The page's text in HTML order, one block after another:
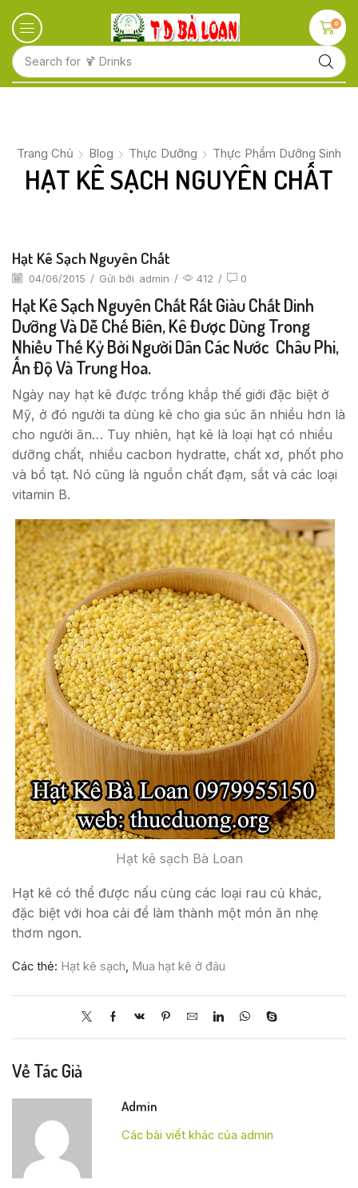
Search for 🍋 Fruits
0
Trang Chủ Blog Thực Dưỡng Thực Phẩm Dưỡng Sinh
HẠT KÊ SẠCH NGUYÊN CHẤT
Hạt Kê Sạch Nguyên Chất
04/06/2015 / Gửi bởi admin / 412 / 0
Hạt Kê Sạch Nguyên Chất Rất Giàu Chất Dinh
Dưỡng Và Dễ Chế Biên, Kê Được Dùng Trong
Nhiều Thế Kỷ Bởi Người Dân Các Nước Châu Phi,
Ấn Độ Và Trung Hoa.
Ngày nay hạt kê được trồng khắp thế giới đặc biệt ở
Mỹ, ở đó người ta dùng kê cho gia súc ăn nhiều hơn là
cho người ăn… Tuy nhiên, hạt kê là loại hạt có nhiều
dưỡng chất, nhiều cacbon hydratte, chất xơ, phốt pho
và bồ tạt. Nó cũng là nguồn chất đạm, sắt và các loại
vitamin B.
Hạt kê sạch Bà Loan
Hạt kê có thể được nấu cùng các loại rau củ khác,
đặc biệt với hoa cải để làm thành một món ăn nhẹ
thơm ngon.
Các thẻ: Hạt kê sạch, Mua hạt kê ở đâu
Về Tác Giả
Admin
Các bài viết khác của admin